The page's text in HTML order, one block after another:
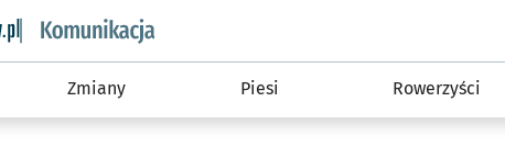
wroclaw.pl podserwis: Komunikacja
Zmiany Piesi Rowerzyści